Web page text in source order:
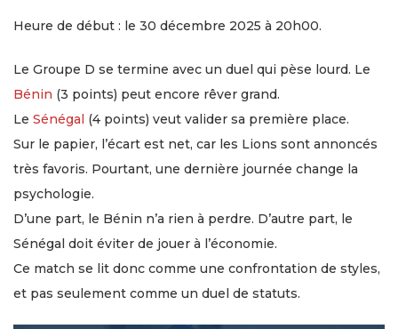
Heure de début : le 30 décembre 2025 à 20h00.
Le Groupe D se termine avec un duel qui pèse lourd. Le
Bénin (3 points) peut encore rêver grand.
Le Sénégal (4 points) veut valider sa première place.
Sur le papier, l’écart est net, car les Lions sont annoncés
très favoris. Pourtant, une dernière journée change la
psychologie.
D’une part, le Bénin n’a rien à perdre. D’autre part, le
Sénégal doit éviter de jouer à l’économie.
Ce match se lit donc comme une confrontation de styles,
et pas seulement comme un duel de statuts.